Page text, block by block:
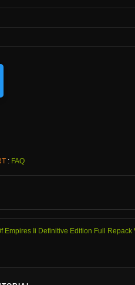
: FAQ
Empires Ii Definitive Edition Full Repack